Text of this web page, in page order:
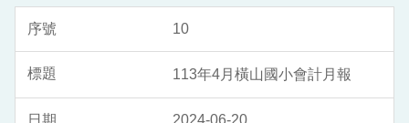
10
113年4月橫山國小會計月報
2024-06-20